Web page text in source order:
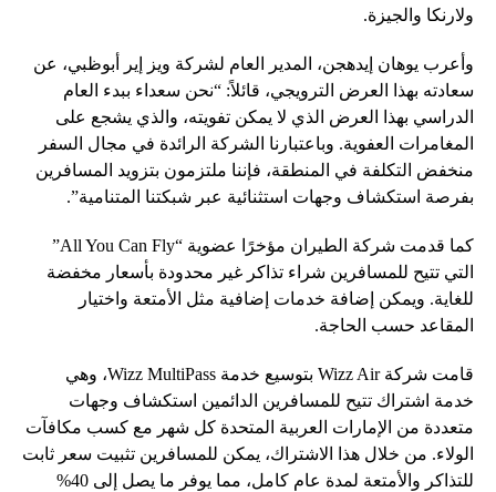
ولارنكا والجيزة.
وأعرب يوهان إيدهجن، المدير العام لشركة ويز إير أبوظبي، عن
سعادته بهذا العرض الترويجي، قائلاً: “نحن سعداء ببدء العام
الدراسي بهذا العرض الذي لا يمكن تفويته، والذي يشجع على
المغامرات العفوية. وباعتبارنا الشركة الرائدة في مجال السفر
منخفض التكلفة في المنطقة، فإننا ملتزمون بتزويد المسافرين
بفرصة استكشاف وجهات استثنائية عبر شبكتنا المتنامية”.
كما قدمت شركة الطيران مؤخرًا عضوية “All You Can Fly”
التي تتيح للمسافرين شراء تذاكر غير محدودة بأسعار مخفضة
للغاية. ويمكن إضافة خدمات إضافية مثل الأمتعة واختيار
المقاعد حسب الحاجة.
قامت شركة Wizz Air بتوسيع خدمة Wizz MultiPass، وهي
خدمة اشتراك تتيح للمسافرين الدائمين استكشاف وجهات
متعددة من الإمارات العربية المتحدة كل شهر مع كسب مكافآت
الولاء. من خلال هذا الاشتراك، يمكن للمسافرين تثبيت سعر ثابت
للتذاكر والأمتعة لمدة عام كامل، مما يوفر ما يصل إلى 40%